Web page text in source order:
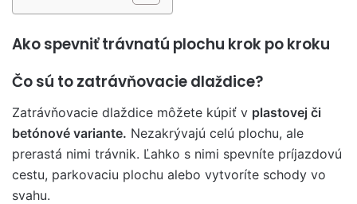
Ako spevniť trávnatú plochu krok po kroku
Čo sú to zatrávňovacie dlaždice?
Zatrávňovacie dlaždice môžete kúpiť v plastovej či
betónové variante. Nezakrývajú celú plochu, ale
prerastá nimi trávnik. Ľahko s nimi spevníte príjazdovú
cestu, parkovaciu plochu alebo vytvoríte schody vo
svahu.